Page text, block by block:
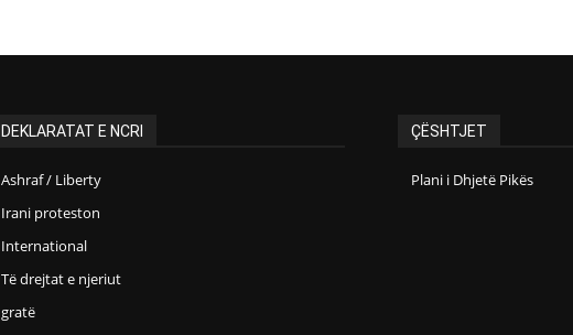
DEKLARATAT E NCRI
Ashraf / Liberty
Irani proteston
International
Të drejtat e njeriut
gratë
ÇËSHTJET
Plani i Dhjetë Pikës